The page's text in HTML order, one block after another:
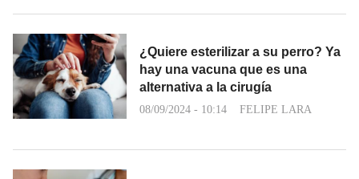
¿Quiere esterilizar a su perro? Ya
hay una vacuna que es una
alternativa a la cirugía
08/09/2024 - 10:14 FELIPE LARA